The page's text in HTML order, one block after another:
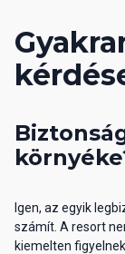
Igen, az egyik
számít. A resort
kiemelten